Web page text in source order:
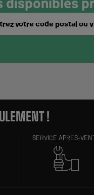
votre code postal ou
!
SERVICE APRÈS-